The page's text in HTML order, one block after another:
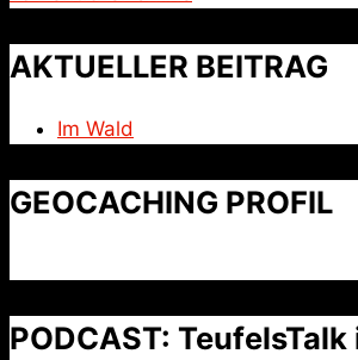
AKTUELLER BEITRAG
Im Wald
GEOCACHING PROFIL
PODCAST: TeufelsTalk